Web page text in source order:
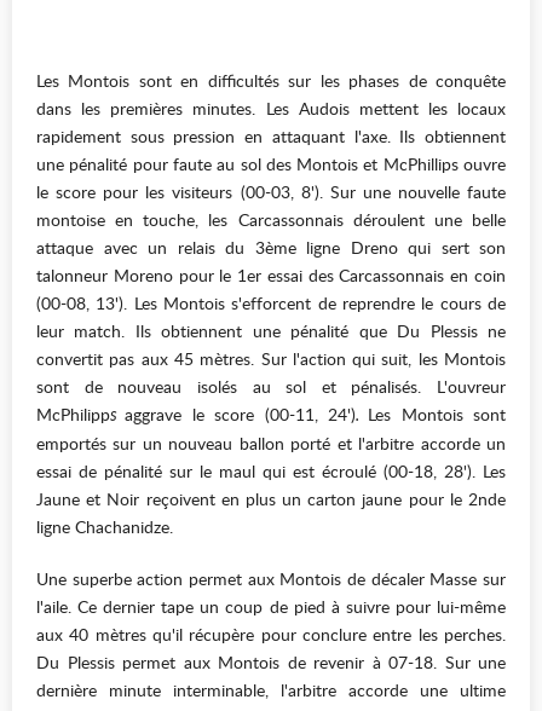
Les Montois sont en difficultés sur les phases de conquête
dans les premières minutes. Les Audois mettent les locaux
rapidement sous pression en attaquant l'axe. Ils obtiennent
une pénalité pour faute au sol des Montois et McPhillips ouvre
le score pour les visiteurs (00-03, 8'). Sur une nouvelle faute
montoise en touche, les Carcassonnais déroulent une belle
attaque avec un relais du 3ème ligne Dreno qui sert son
talonneur Moreno pour le 1er essai des Carcassonnais en coin
(00-08, 13'). Les Montois s'efforcent de reprendre le cours de
leur match. Ils obtiennent une pénalité que Du Plessis ne
convertit pas aux 45 mètres. Sur l'action qui suit, les Montois
sont de nouveau isolés au sol et pénalisés. L'ouvreur
McPhilippsaggrave le score (00-11, 24'). Les Montois sont
emportés sur un nouveau ballon porté et l'arbitre accorde un
essai de pénalité sur le maul qui est écroulé (00-18, 28'). Les
Jaune et Noir reçoivent en plus un carton jaune pour le 2nde
ligne Chachanidze.
Une superbe action permet aux Montois de décaler Masse sur
l'aile. Ce dernier tape un coup de pied à suivre pour lui-même
aux 40 mètres qu'il récupère pour conclure entre les perches.
Du Plessis permet aux Montois de revenir à 07-18. Sur une
dernière minute interminable, l'arbitre accorde une ultime